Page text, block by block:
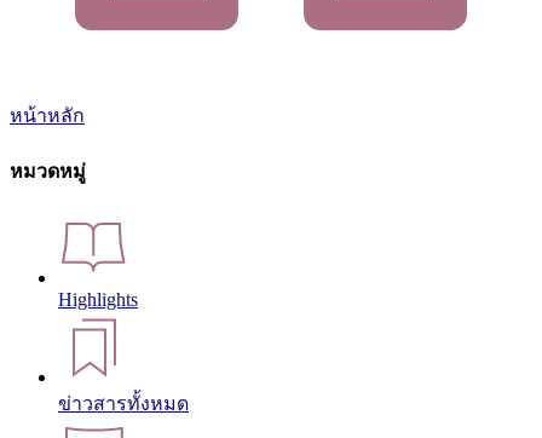
หน้าหลัก
หมวดหมู่
Highlights
ข่าวสารทั้งหมด